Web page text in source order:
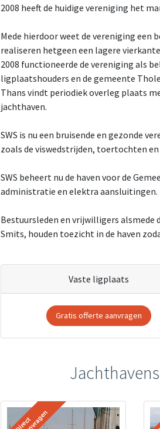
2008 heeft de huidige vereniging het
Mede hierdoor weet de vereniging een
realiseren hetgeen een lagere
2008 functioneerde de vereniging als
ligplaatshouders en de gemeente
Thans vindt periodiek overleg plaats
jachthaven.
SWS is nu een bruisende en gezonde
zoals de viswedstrijden, toertochten
SWS beheert nu de haven voor de
administratie en elektra aansluitingen.
Bestuursleden en vrijwilligers alsmede
Smits, houden toezicht in de haven
Vaste ligplaats
Gratis offerte aanvragen